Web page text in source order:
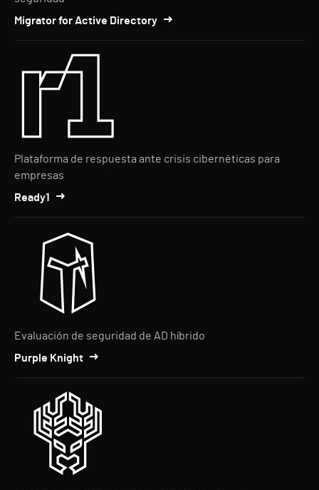
Migrator for Active Directory
Plataforma de respuesta ante crisis cibernéticas para
empresas
Ready1
Evaluación de seguridad de AD híbrido
Purple Knight